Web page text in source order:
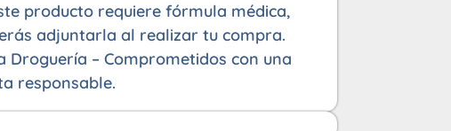
producto requiere fórmula médica,
adjuntarla al realizar tu compra.
Droguería – Comprometidos con una
responsable.